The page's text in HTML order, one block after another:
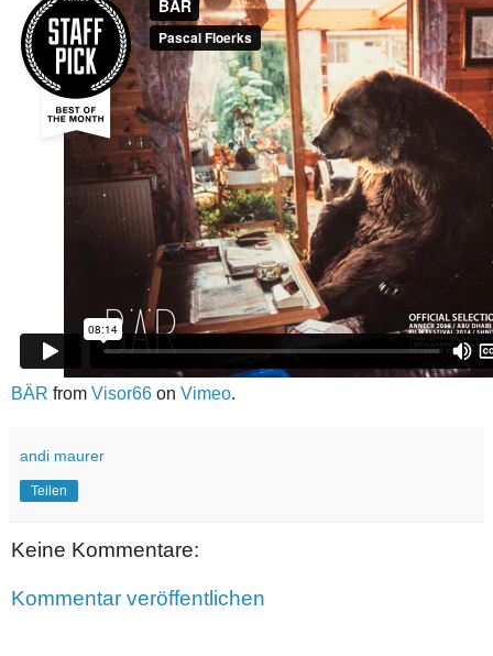
BÄR from Visor66 on Vimeo.
andi maurer
Teilen
Keine Kommentare:
Kommentar veröffentlichen